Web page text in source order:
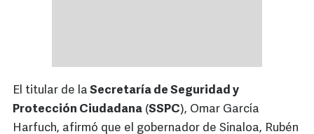
El titular de la Secretaría de Seguridad y
Protección Ciudadana (SSPC), Omar García
Harfuch, afirmó que el gobernador de Sinaloa, Rubén